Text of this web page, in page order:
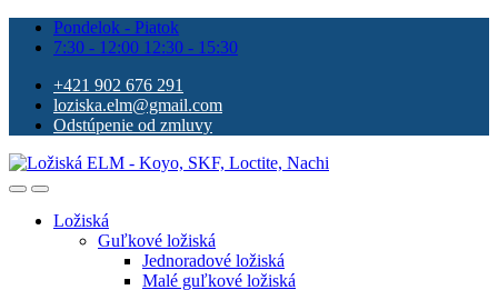
Pondelok - Piatok
7:30 - 12:00 12:30 - 15:30
+421 902 676 291
loziska.elm@gmail.com
Odstúpenie od zmluvy
Ložiská
Guľkové ložiská
Jednoradové ložiská
Malé guľkové ložiská